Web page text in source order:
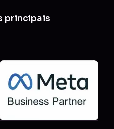
principais